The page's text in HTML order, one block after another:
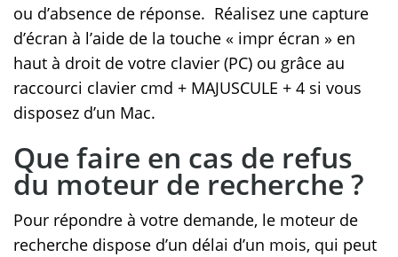
ou d’absence de réponse. Réalisez une capture
d’écran à l’aide de la touche « impr écran » en
haut à droit de votre clavier (PC) ou grâce au
raccourci clavier cmd + MAJUSCULE + 4 si vous
disposez d’un Mac.
Que faire en cas de refus
du moteur de recherche ?
Pour répondre à votre demande, le moteur de
recherche dispose d’un délai d’un mois, qui peut